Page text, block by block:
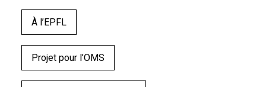
À l’EPFL
Projet pour l’OMS